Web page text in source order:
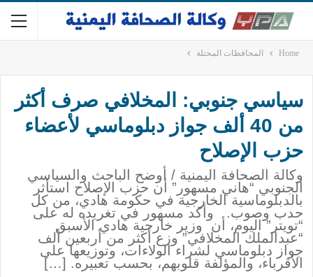
Home المحافظات المحتلة
سياسي جنوبي: المخلافي صرف أكثر
من 40 ألف جواز دبلوماسي لأعضاء
حزب الإصلاح
وكالة الصحافة اليمنية / أوضح الباحث والسياسي
الجنوبي “هاني مسهور” أن حزب الإصلاح استأثر
بالدبلوماسية الخارجية في حكومة هادي، من كل
حدب وصوب. وأكد مسهور في تغريده له على
“تويتر” اليوم، أن وزير خارجية هادي الأسبق
“عبدالملك المخلافي” وزع أكثر من أربعين ألف
جواز دبلوماسي لشراء الولاءات، وتوزيعها على
الأقرباء، والمؤلفة قلوبهم، بحسب تعبيره. […]